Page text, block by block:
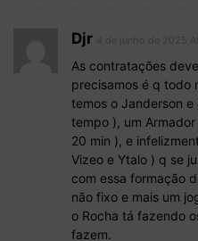
Djr
As contratações
precisamos é q todo
temos o Janderson
tempo ), um
20 min ), e
Vizeo e Ytalo ) q se
com essa formação
não fixo e mais um
o Rocha tá fazendo
fazem.